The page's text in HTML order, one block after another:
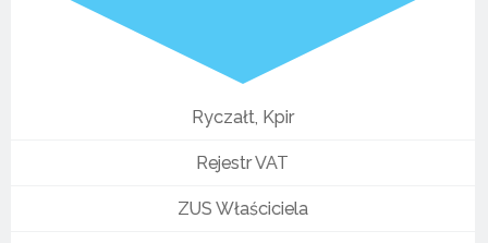
Ryczałt, Kpir
Rejestr VAT
ZUS Właściciela